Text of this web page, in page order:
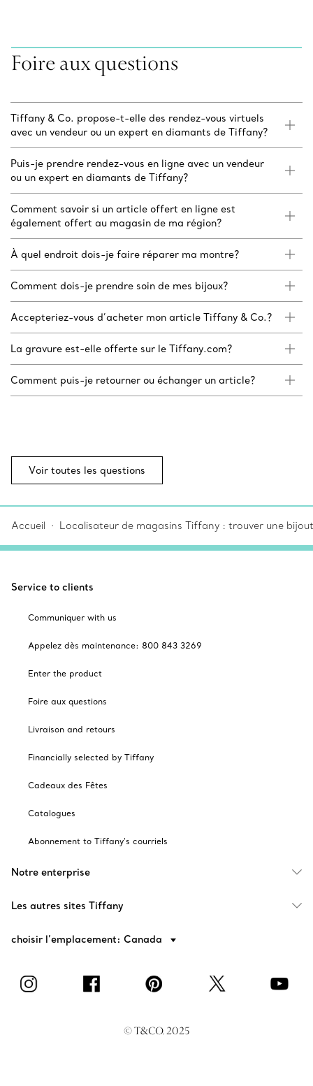
Foire aux questions
Tiffany & Co. propose-t-elle des rendez-vous virtuels
avec un vendeur ou un expert en diamants de Tiffany?
Puis-je prendre rendez-vous en ligne avec un vendeur
ou un expert en diamants de Tiffany?
Comment savoir si un article offert en ligne est
également offert au magasin de ma région?
À quel endroit dois-je faire réparer ma montre?
Comment dois-je prendre soin de mes bijoux?
Accepteriez-vous d’acheter mon article Tiffany & Co.?
La gravure est-elle offerte sur le Tiffany.com?
Comment puis-je retourner ou échanger un article?
Voir toutes les questions
Accueil Localisateur de magasins Tiffany : trouver une
Service to clients
Communiquer with us
Appelez dès maintenance: 800 843 3269
Enter the product
Foire aux questions
Livraison and retours
Financially selected by Tiffany
Cadeaux des Fêtes
Catalogues
Abonnement to Tiffany's courriels
Notre enterprise
Les autres sites Tiffany
choisir l’emplacement: Canada
© T&CO. 2025